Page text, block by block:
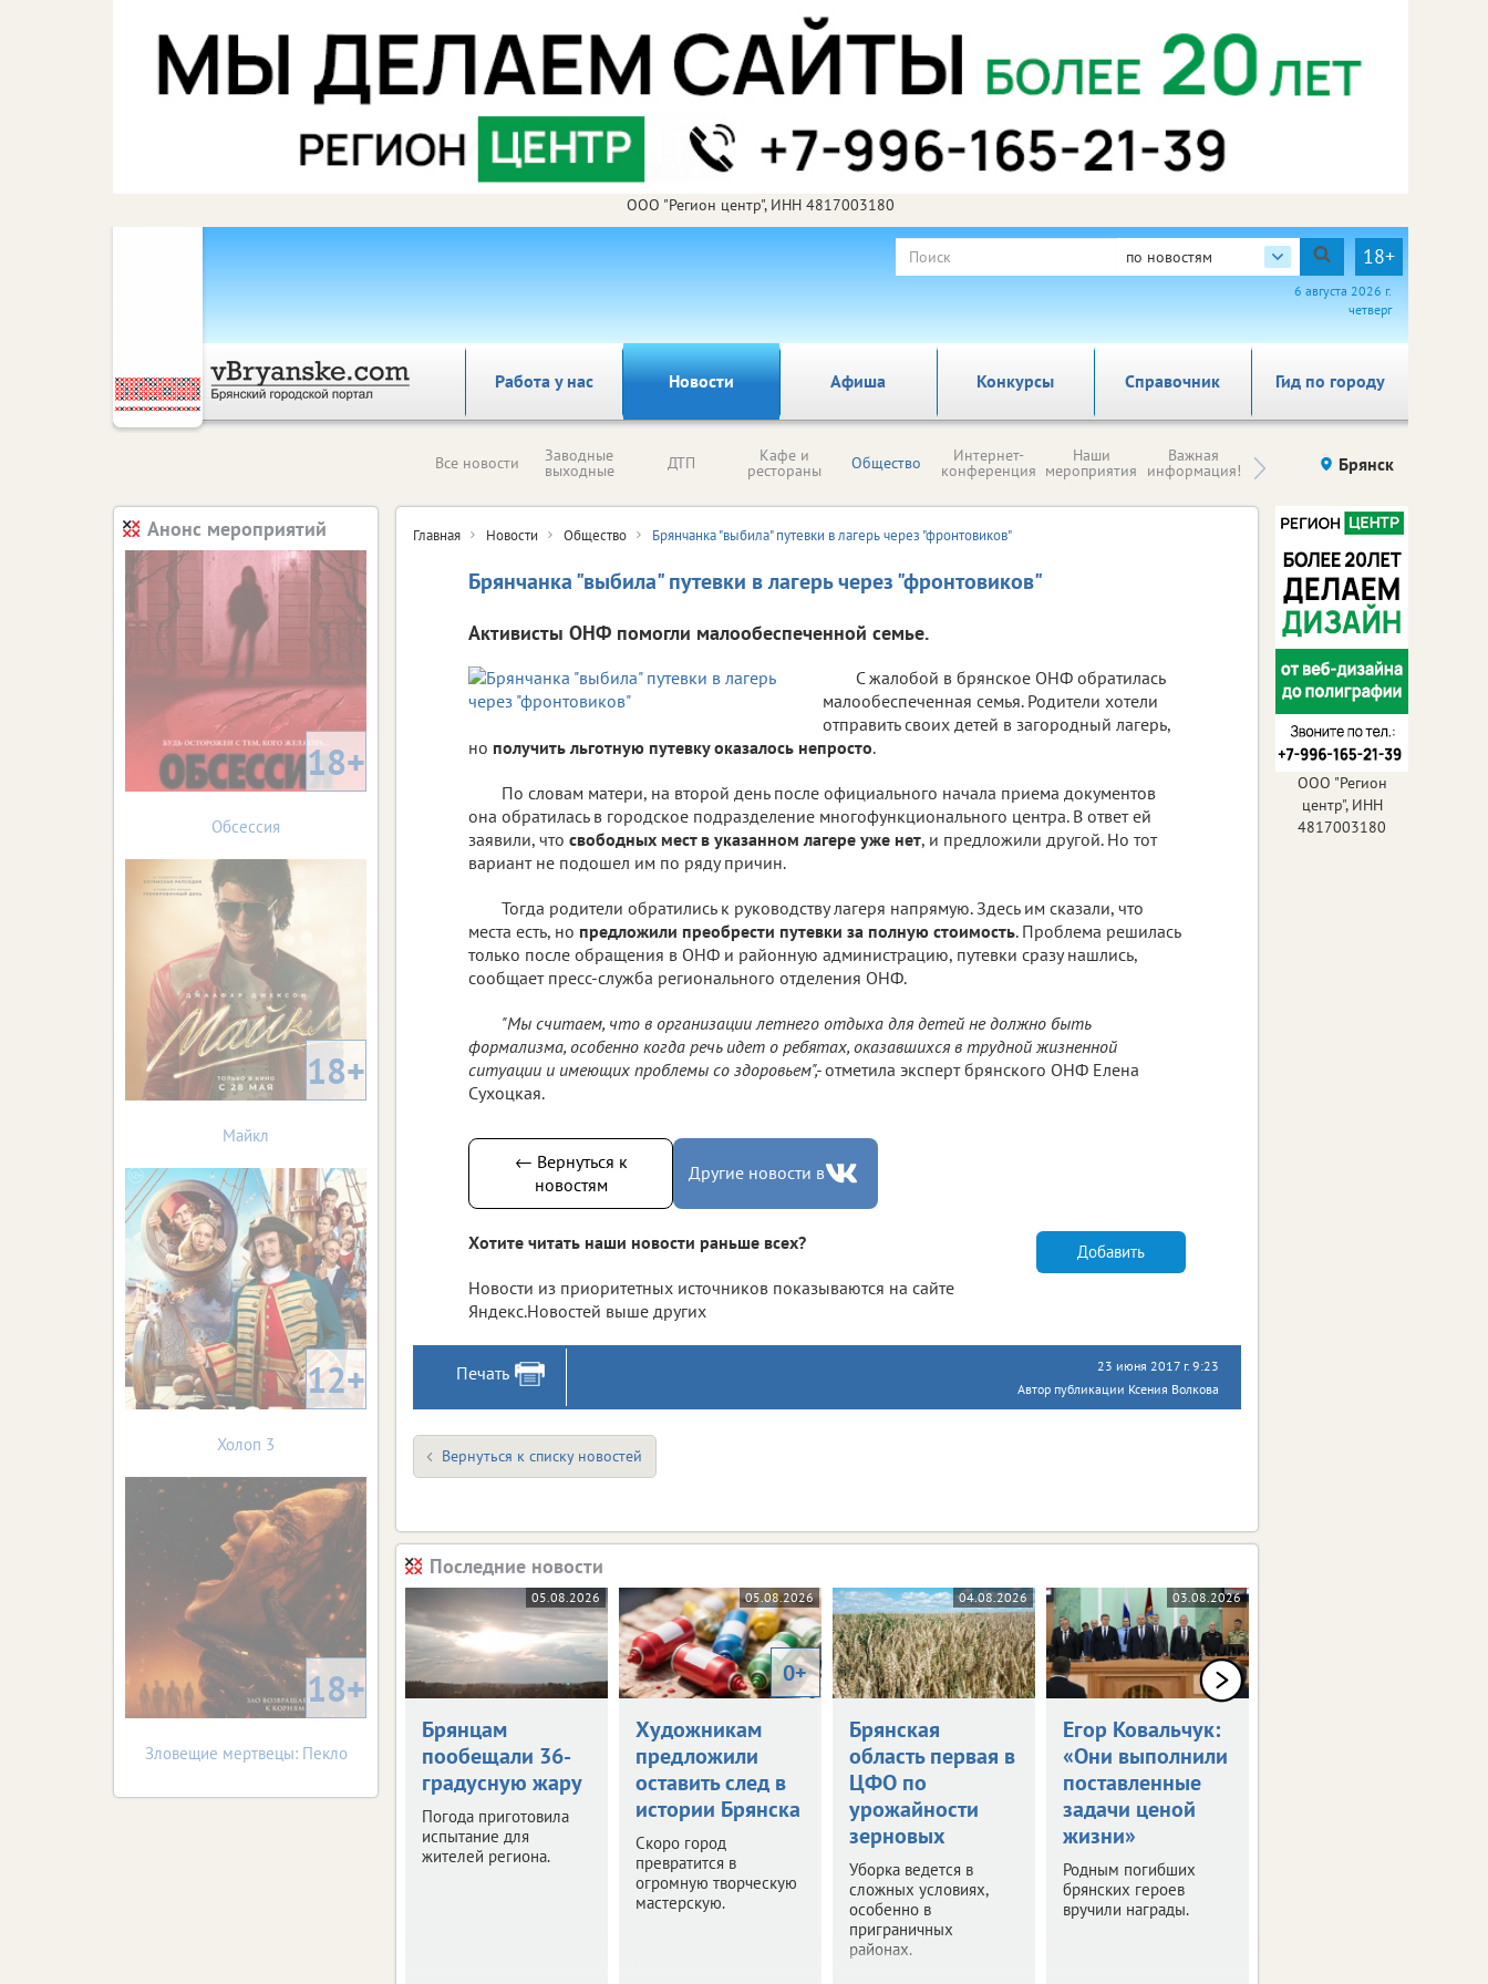
ООО "Регион центр", ИНН 4817003180
по новостям 18+
6 августа 2026 г.
четверг
Работа у нас Новости Афиша Справочник Гид по городу
Конкурсы
Все новости Заводные
выходные ДТП Кафе и
рестораны Общество Интернет-
конференция
Наши
мероприятия
Важная
информация! Происшествия Здоровье
Брянск
Главная Новости Общество Брянчанка "выбила" путевки в лагерь через "фронтовиков"
Брянчанка "выбила" путевки в лагерь через "фронтовиков"
Активисты ОНФ помогли малообеспеченной семье.
С жалобой в брянское ОНФ обратилась
малообеспеченная семья. Родители хотели
отправить своих детей в загородный лагерь,
но получить льготную путевку оказалось непросто.
По словам матери, на второй день после официального начала приема документов
она обратилась в городское подразделение многофункционального центра. В ответ ей
заявили, что свободных мест в указанном лагере уже нет, и предложили другой. Но тот
вариант не подошел им по ряду причин.
Тогда родители обратились к руководству лагеря напрямую. Здесь им сказали, что
места есть, но предложили преобрести путевки за полную стоимость. Проблема решилась
только после обращения в ОНФ и районную администрацию, путевки сразу нашлись,
сообщает пресс-служба регионального отделения ОНФ.
"Мы считаем, что в организации летнего отдыха для детей не должно быть
формализма, особенно когда речь идет о ребятах, оказавшихся в трудной жизненной
ситуации и имеющих проблемы со здоровьем",-отметила эксперт брянского ОНФ Елена
Сухоцкая.
← Вернуться к
новостям
Другие новости в
Хотите читать наши новости раньше всех?
Новости из приоритетных источников показываются на сайте
Яндекс.Новостей выше других
Добавить
Печать
23 июня 2017 г. 9:23
Автор публикации Ксения Волкова
Вернуться к списку новостей
Последние новости
05.08.2026
Брянцам
пообещали 36-
градусную жару
Погода приготовила
испытание для
жителей региона.
05.08.2026
0+
Художникам
предложили
оставить след в
истории Брянска
Скоро город
превратится в
огромную творческую
мастерскую.
04.08.2026
Брянская
область первая в
ЦФО по
урожайности
зерновых
Уборка ведется в
сложных условиях,
особенно в
приграничных
районах.
03.08.2026
Егор Ковальчук:
«Они выполнили
поставленные
задачи ценой
жизни»
Родным погибших
брянских героев
вручили награды.
Анонс мероприятий
18+
Обсессия
18+
Майкл
12+
Холоп 3
18+
Зловещие мертвецы: Пекло
ООО "Регион
центр", ИНН
4817003180